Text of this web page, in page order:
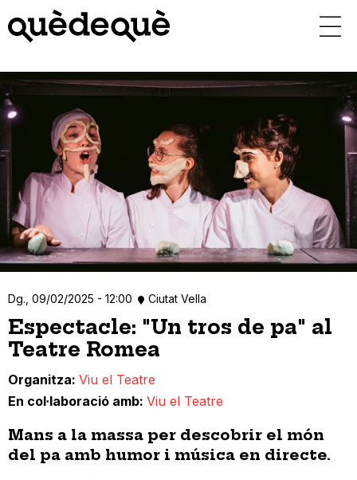
contingut
Dg., 09/02/2025 - 12:00 Ciutat Vella
Espectacle: "Un tros de pa" al
Teatre Romea
Organitza Viu el Teatre
En col·laboració amb Viu el Teatre
Mans a la massa per descobrir el món
del pa amb humor i música en directe.